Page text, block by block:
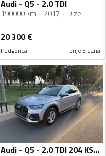
Audi - Q5 - 2.0 TDI
190000 km 2017 Dizel
20 300€
Podgorica prije 5 dana
Audi - Q5 - 2.0 TDI 204 KS 4x4